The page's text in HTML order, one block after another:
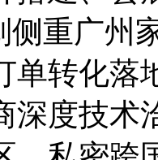
侧重广州
单转化落
深度技术